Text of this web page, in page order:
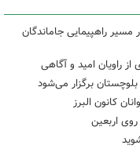
مسیر راهپیمایی جاماندگان
راویان امید و آگاهی
برگزار می‌شود
کانون البرز
روی اربعین